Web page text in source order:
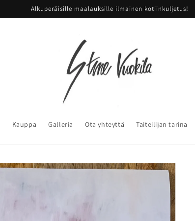
Alkuperäisille maalauksille ilmainen kotiinkuljetus!
Kauppa Galleria Ota yhteyttä Taiteilijan tarina